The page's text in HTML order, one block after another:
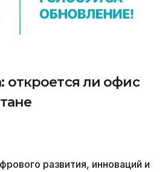
откроется ли офис
развития, инноваций и